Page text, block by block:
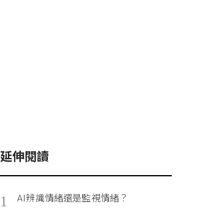
延伸閱讀
1 AI辨識情緒還是監視情緒？